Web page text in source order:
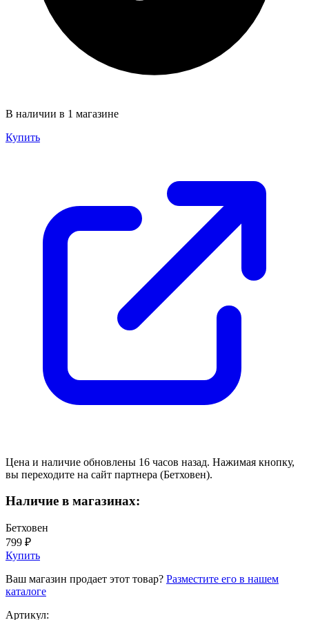
В наличии в 1 магазине
Купить
Цена и наличие обновлены 16 часов назад. Нажимая кнопку,
вы переходите на сайт партнера (Бетховен).
Наличие в магазинах:
Бетховен
799 ₽
Купить
Ваш магазин продает этот товар? Разместите его в нашем
каталоге
Артикул: